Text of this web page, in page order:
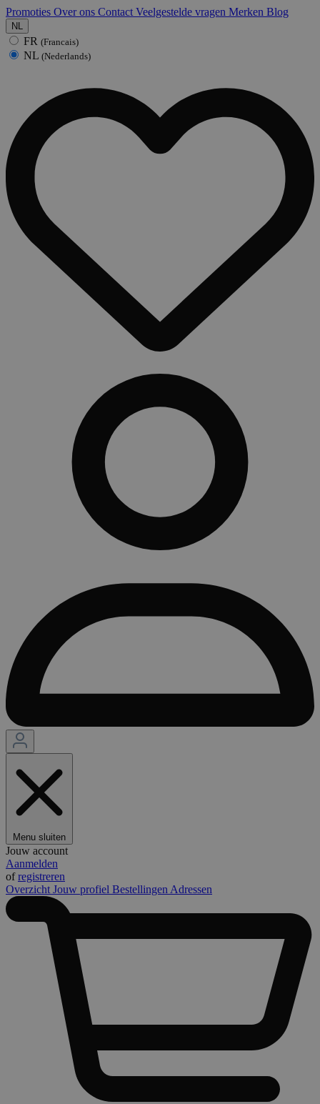
Promoties Over ons Contact Veelgestelde vragen Merken Blog
NL
FR (Francais)
NL (Nederlands)
Menu sluiten
Jouw account
Aanmelden
ofregistreren
Overzicht Jouw profiel Bestellingen Adressen